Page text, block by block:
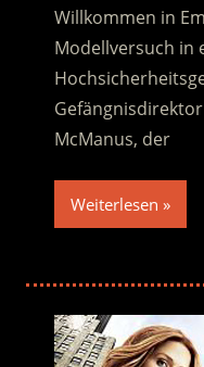
Willkommen in
Modellversuch in
McManus, der
Weiterlesen